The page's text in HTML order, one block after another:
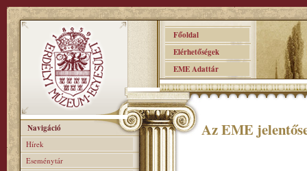
Főoldal
Elérhetőségek
EME Adattár
Navigáció
Hírek
Eseménytár
Az EME